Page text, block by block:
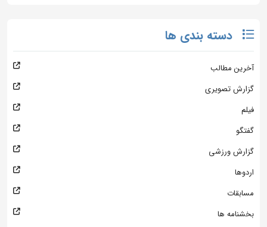
دسته بندی ها
آخرین مطالب
گزارش تصویری
فیلم
گفتگو
گزارش ورزشی
اردوها
مسابقات
بخشنامه ها